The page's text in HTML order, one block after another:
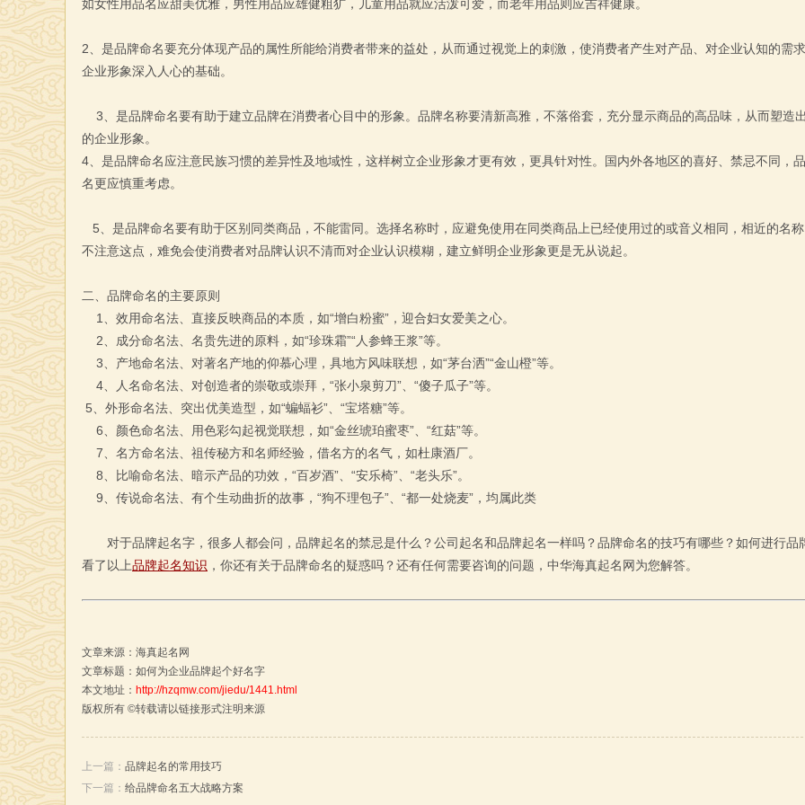
如女性用品名应甜美优雅，男性用品应雄健粗犷，儿童用品就应活泼可爱，而老年用品则应吉祥健康。
2、是品牌命名要充分体现产品的属性所能给消费者带来的益处，从而通过视觉上的刺激，使消费者产生对产品、对企业认知的需
企业形象深入人心的基础。
3、是品牌命名要有助于建立品牌在消费者心目中的形象。品牌名称要清新高雅，不落俗套，充分显示商品的高品味，从而塑造
的企业形象。
4、是品牌命名应注意民族习惯的差异性及地域性，这样树立企业形象才更有效，更具针对性。国内外各地区的喜好、禁忌不同，
名更应慎重考虑。
5、是品牌命名要有助于区别同类商品，不能雷同。选择名称时，应避免使用在同类商品上已经使用过的或音义相同，相近的名
不注意这点，难免会使消费者对品牌认识不清而对企业认识模糊，建立鲜明企业形象更是无从说起。
二、品牌命名的主要原则
1、效用命名法、直接反映商品的本质，如“增白粉蜜”，迎合妇女爱美之心。
2、成分命名法、名贵先进的原料，如“珍珠霜”“人参蜂王浆”等。
3、产地命名法、对著名产地的仰慕心理，具地方风味联想，如“茅台洒”“金山橙”等。
4、人名命名法、对创造者的崇敬或崇拜，“张小泉剪刀”、“傻子瓜子”等。
5、外形命名法、突出优美造型，如“蝙蝠衫”、“宝塔糖”等。
6、颜色命名法、用色彩勾起视觉联想，如“金丝琥珀蜜枣”、“红菇”等。
7、名方命名法、祖传秘方和名师经验，借名方的名气，如杜康酒厂。
8、比喻命名法、暗示产品的功效，“百岁酒”、“安乐椅”、“老头乐”。
9、传说命名法、有个生动曲折的故事，“狗不理包子”、“都一处烧麦”，均属此类
对于品牌起名字，很多人都会问，品牌起名的禁忌是什么？公司起名和品牌起名一样吗？品牌命名的技巧有哪些？如何进行品
看了以上品牌起名知识 ，你还有关于品牌命名的疑惑吗？还有任何需要咨询的问题，中华海真起名网为您解答。
文章来源： 海真起名网
文章标题：如何为企业品牌起个好名字
本文地址： http://hzqmw.com/jiedu/1441.html
版权所有 ©转载请以链接形式注明来源
上一篇： 品牌起名的常用技巧
下一篇： 给品牌命名五大战略方案